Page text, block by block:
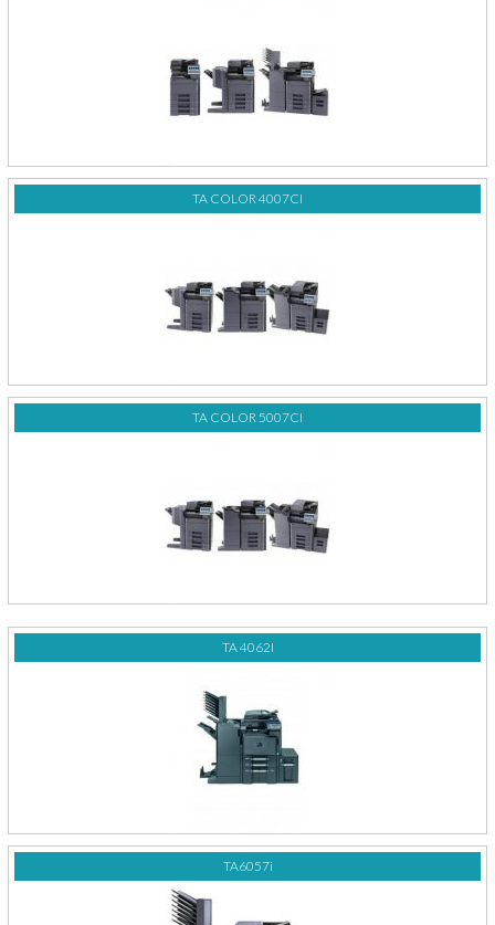
TA COLOR 4007CI
TA COLOR 5007CI
TA 4062I
TA6057i